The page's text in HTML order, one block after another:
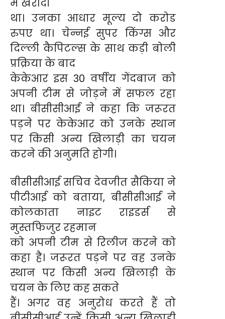
में खरीदा
था। उनका आधार मूल्य दो करोड
रुपए था। चेन्नई सुपर किंग्स और
दिल्ली कैपिटल्स के साथ कड़ी बोली
प्रक्रिया के बाद
केकेआर इस 30 वर्षीय गेंदबाज को
अपनी टीम से जोड़ने में सफल रहा
था। बीसीसीआई ने कहा कि जरूरत
पड़ने पर केकेआर को उनके स्थान
पर किसी अन्य खिलाड़ी का चयन
करने की अनुमति होगी।
बीसीसीआई सचिव देवजीत सैकिया ने
पीटीआई को बताया, बीसीसीआई ने
कोलकाता नाइट राइडर्स से
मुस्तफिजुर रहमान
को अपनी टीम से रिलीज करने को
कहा है। जरूरत पड़ने पर वह उनके
स्थान पर किसी अन्य खिलाड़ी के
चयन के लिए कह सकते
हैं। अगर वह अनुरोध करते हैं तो